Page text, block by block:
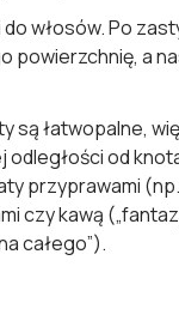
włosów. Po
powierzchnię, a
są łatwopalne,
odległości od
przyprawami
czy kawą
całego”).